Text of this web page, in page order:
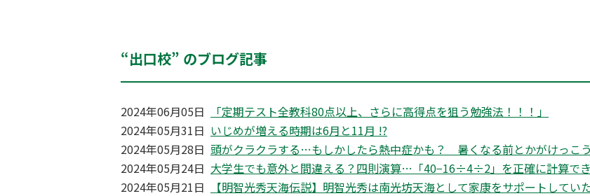
“出口校” のブログ記事
2024年06月05日
「定期テスト全教科80点以上、さらに高得点を狙う勉強法！！！」
2024年05月31日 いじめが増える時期は6月と11月 !?
2024年05月28日 頭がクラクラする…もしかしたら熱中症かも？ 暑くなる前とかがけっこ
2024年05月24日 大学生でも意外と間違える？四則演算…「40−16÷4÷2」を正確に計算で
2024年05月21日
【明智光秀天海伝説】明智光秀は南光坊天海として家康をサポートしてい